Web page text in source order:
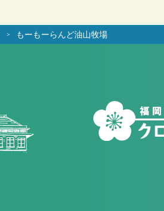
もーもーらんど油山牧場